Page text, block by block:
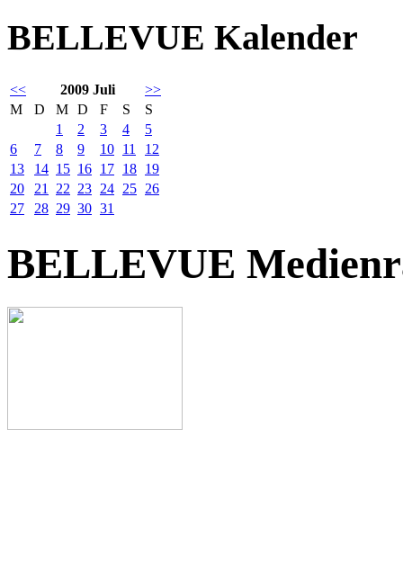
BELLEVUE Kalender
<< 2009 Juli
>>
M
D M D F S
S
1
2 3 4
5
6
7 8 9 10 11
12
13
14 15 16 17 18 19
20
21 22 23 24 25 26
27
28 29 30 31
BELLEVUE